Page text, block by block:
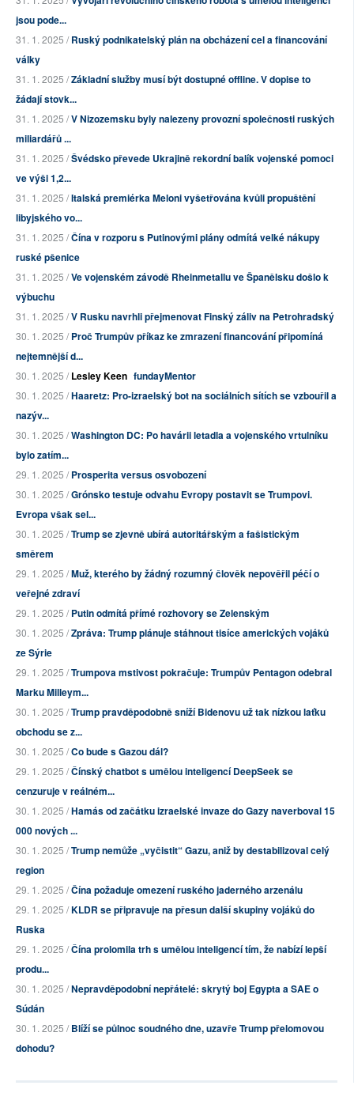
jsou pode...
31. 1. 2025 /Ruský podnikatelský plán na obcházení cel a financování
války
31. 1. 2025 /Základní služby musí být dostupné offline. V dopise to
žádají stovk...
31. 1. 2025 /V Nizozemsku byly nalezeny provozní společnosti ruských
miliardářů ...
31. 1. 2025 /Švédsko převede Ukrajině rekordní balík vojenské pomoci
ve výši 1,2...
31. 1. 2025 /Italská premiérka Meloni vyšetřována kvůli propuštění
libyjského vo...
31. 1. 2025 /Čína v rozporu s Putinovými plány odmítá velké nákupy
ruské pšenice
31. 1. 2025 /Ve vojenském závodě Rheinmetallu ve Španělsku došlo k
výbuchu
31. 1. 2025 /V Rusku navrhli přejmenovat Finský záliv na Petrohradský
30. 1. 2025 /Proč Trumpův příkaz ke zmrazení financování připomíná
nejtemnější d...
30. 1. 2025 /Lesley Keen fundayMentor
30. 1. 2025 /Haaretz: Pro-izraelský bot na sociálních sítích se vzbouřil a
nazýv...
30. 1. 2025 /Washington DC: Po havárii letadla a vojenského vrtulníku
bylo zatím...
29. 1. 2025 /Prosperita versus osvobození
30. 1. 2025 /Grónsko testuje odvahu Evropy postavit se Trumpovi.
Evropa však sel...
30. 1. 2025 /Trump se zjevně ubírá autoritářským a fašistickým
směrem
29. 1. 2025 /Muž, kterého by žádný rozumný člověk nepověřil péčí o
veřejné zdraví
29. 1. 2025 /Putin odmítá přímé rozhovory se Zelenským
30. 1. 2025 /Zpráva: Trump plánuje stáhnout tisíce amerických vojáků
ze Sýrie
29. 1. 2025 /Trumpova mstivost pokračuje: Trumpův Pentagon odebral
Marku Milleym...
30. 1. 2025 /Trump pravděpodobně sníží Bidenovu už tak nízkou laťku
obchodu se z...
30. 1. 2025 /Co bude s Gazou dál?
29. 1. 2025 /Čínský chatbot s umělou inteligencí DeepSeek se
cenzuruje v reálném...
30. 1. 2025 /Hamás od začátku izraelské invaze do Gazy naverboval 15
000 nových ...
30. 1. 2025 /Trump nemůže „vyčistit“ Gazu, aniž by destabilizoval celý
region
29. 1. 2025 /Čína požaduje omezení ruského jaderného arzenálu
29. 1. 2025 /KLDR se připravuje na přesun další skupiny vojáků do
Ruska
29. 1. 2025 /Čína prolomila trh s umělou inteligencí tím, že nabízí lepší
produ...
30. 1. 2025 /Nepravděpodobní nepřátelé: skrytý boj Egypta a SAE o
Súdán
30. 1. 2025 /Blíží se půlnoc soudného dne, uzavře Trump přelomovou
dohodu?